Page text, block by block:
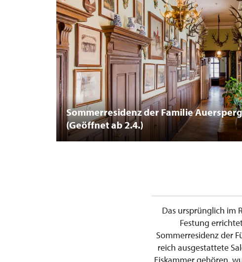
Sommerresidenz der Familie Auersperg
(Geöffnet ab 2.4.)
Das ursprünglich im
Festung
Sommerresidenz der
reich ausgestattete
Eiskammer gehören,